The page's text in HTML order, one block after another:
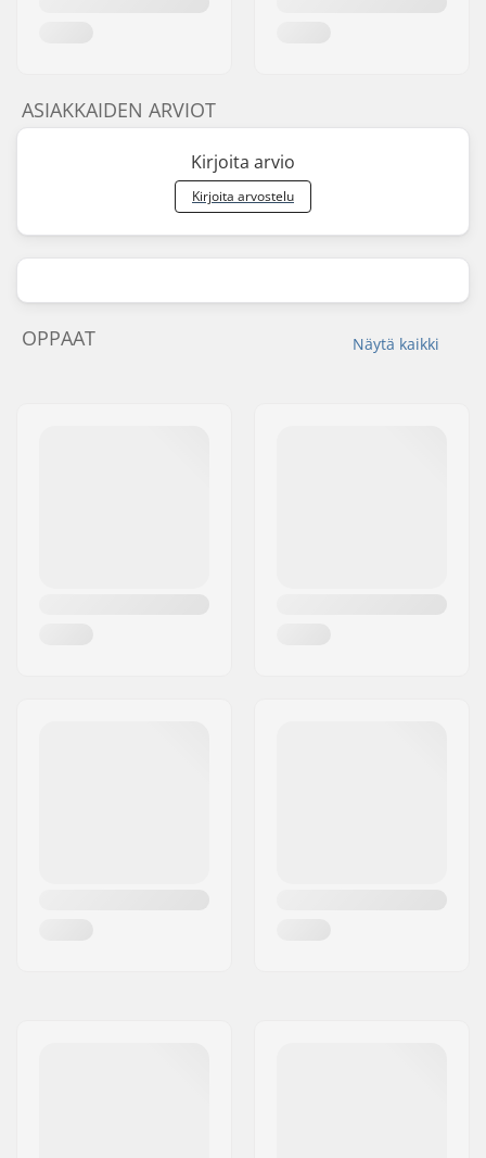
ASIAKKAIDEN ARVIOT
Kirjoita arvio
Kirjoita arvostelu
Näytä kaikki
OPPAAT